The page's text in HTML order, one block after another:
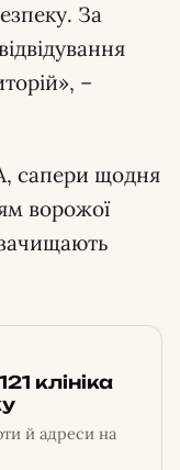
За
–
сапери щодня
ворожої
клініка
й адреси на